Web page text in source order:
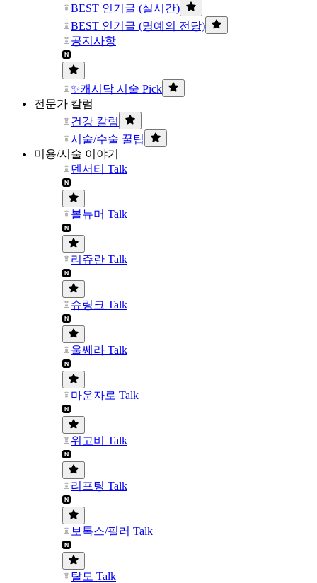
BEST 인기글 (실시간)
BEST 인기글 (명예의 전당)
공지사항
✨캐시닥 시술 Pick
전문가 칼럼
건강 칼럼
시술/수술 꿀팁
미용/시술 이야기
덴서티 Talk
볼뉴머 Talk
리쥬란 Talk
슈링크 Talk
울쎄라 Talk
마운자로 Talk
위고비 Talk
리프팅 Talk
보톡스/필러 Talk
탈모 Talk